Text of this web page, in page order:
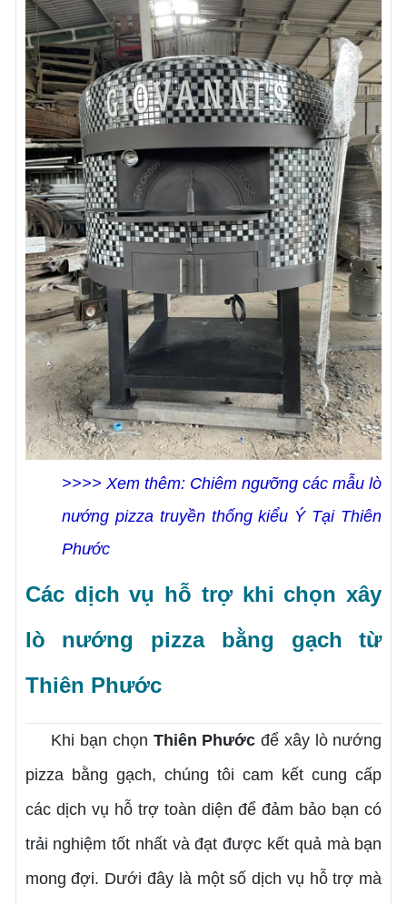
>>>> Xem thêm: Chiêm ngưỡng các mẫu lò
nướng pizza truyền thống kiểu Ý Tại Thiên
Phước
Các dịch vụ hỗ trợ khi chọn xây
lò nướng pizza bằng gạch từ
Thiên Phước
Khi bạn chọn Thiên Phước để xây lò nướng
pizza bằng gạch, chúng tôi cam kết cung cấp
các dịch vụ hỗ trợ toàn diện để đảm bảo bạn có
trải nghiệm tốt nhất và đạt được kết quả mà bạn
mong đợi. Dưới đây là một số dịch vụ hỗ trợ mà